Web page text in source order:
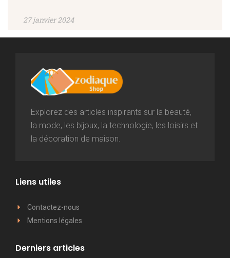
27 janvier 2024
Explorez des articles inspirants sur la beauté,
la mode, les bijoux, la technologie, les loisirs et
la décoration de maison.
Liens utiles
Contactez-nous
Mentions légales
Derniers articles